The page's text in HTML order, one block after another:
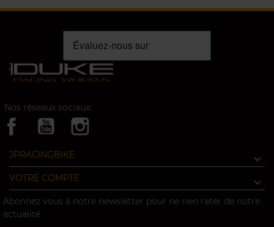
Nos réseaux sociaux:
JPRACINGBIKE
VOTRE COMPTE
Abonnez vous à notre newsletter pour ne rien rater de notre
actualité